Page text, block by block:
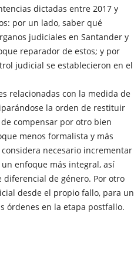
dictadas entre 2017 y
por un lado, saber qué
judiciales en Santander y
reparador de estos; y por
judicial se establecieron en el
relacionadas con la medida de
la orden de restituir
compensar por otro bien
menos formalista y más
necesario incrementar
enfoque más integral, así
de género. Por otro
desde el propio fallo, para un
órdenes en la etapa postfallo.